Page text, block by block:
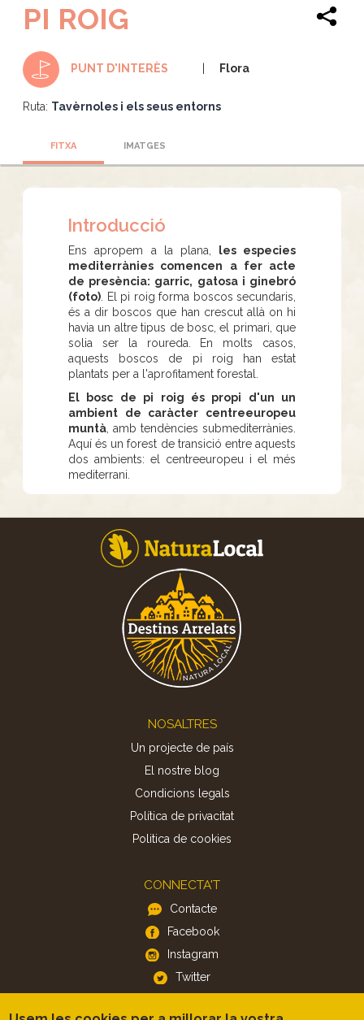
PI ROIG
PUNT D'INTERÈS Flora
Ruta: Tavèrnoles i els seus entorns
FITXA IMATGES
Introducció
Ens apropem a la plana,
les especies
mediterrànies comencen a fer acte
de presència: garric, gatosa i ginebró
(foto) . El pi roig forma boscos secundaris,
és a dir boscos que han crescut allà on hi
havia un altre tipus de bosc, el primari, que
solia ser la roureda. En molts casos,
aquests boscos de pi roig han estat
plantats per a l'aprofitament forestal.
El bosc de pi roig és propi d'un un
ambient de caràcter centreeuropeu
muntà , amb tendències submediterrànies.
Aquí és un forest de transició entre aquests
dos ambients: el centreeuropeu i el més
mediterrani.
NOSALTRES
Un projecte de país
El nostre blog
Condicions legals
Política de privacitat
Politica de cookies
CONNECTA'T
Contacte
Facebook
Instagram
Twitter